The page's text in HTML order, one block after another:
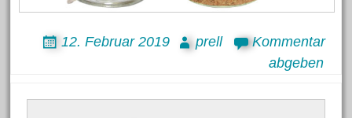
12. Februar 2019 prell
Kommentar
abgeben